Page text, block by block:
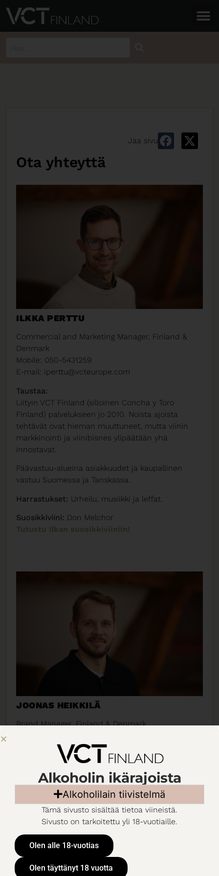
Jaa sivu
Ota yhteyttä
ILKKA PERTTU
Commercial and Marketing Manager, Finland &
Denmark
Mobile: 050-5431259
E-mail: iperttu@vcteurope.com
Taustaa:
Liityin VCT Finland (silloinen Concha y Toro
Finland) palvelukseen jo 2010.
Noista ajoista
tehtävät ovat hieman muuttuneet, mutta viinin
markkinointi ja viinibisnes ylipäätään yhä
innostavat.
Päävastuu-alueina asiakkuudet ja kaupallinen
vastuu Suomessa ja Tanskassa.
Harrastukset: Urheilu, musiikki ja leffat.
Suosikkiviini: Don Melchor
Tutustu Ilkan suosikkiviiniin!
JOONAS HEIKKILÄ
Brand Manager, Finland & Denmark
E-mail: jheikkila@vcteurope.com
VCT Finlandilla olen työskennellyt
vuodesta 2019 lähtien. Olen vastuussa
tuoteportfoliomme markkinoinnista sekä
tuotekehityksestä. Vapaa-ajallani harrastan
monipuolisesti liikuntaa, valokuvausta ja
matkustelua. Unohtamatta hyvää ruokaa ja viiniä!
Harrastukset:Kuntosali, golf ja valokuvaus.
Suosikkiviini : Amelia Chardonnay
Tutustu Joonaksen suosikkiviiniin!
Alkoholin ikärajoista
Alkoholilain tiivistelmä
Tämä sivusto sisältää tietoa viineistä.
Sivusto on tarkoitettu yli 18-vuotiaille.
Olen alle 18-vuotias
Olen täyttänyt 18 vuotta